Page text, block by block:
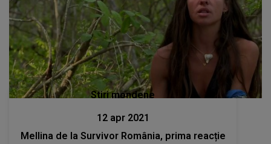
Stiri mondene
12 apr 2021
Mellina de la Survivor România, prima reacție